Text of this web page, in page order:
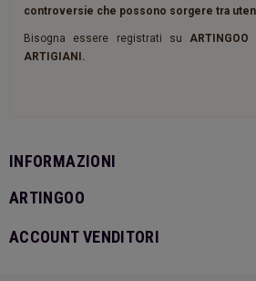
controversie che possono sorgere tra
Bisogna essere registrati su ARTINGOO
ARTIGIANI.
INFORMAZIONI
ARTINGOO
ACCOUNT VENDITORI